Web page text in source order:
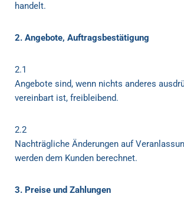
handelt.
2. Angebote, Auftragsbestätigung
2.1
Angebote sind, wenn nichts anderes
vereinbart ist, freibleibend.
2.2
Nachträgliche Änderungen auf
werden dem Kunden berechnet.
3. Preise und Zahlungen